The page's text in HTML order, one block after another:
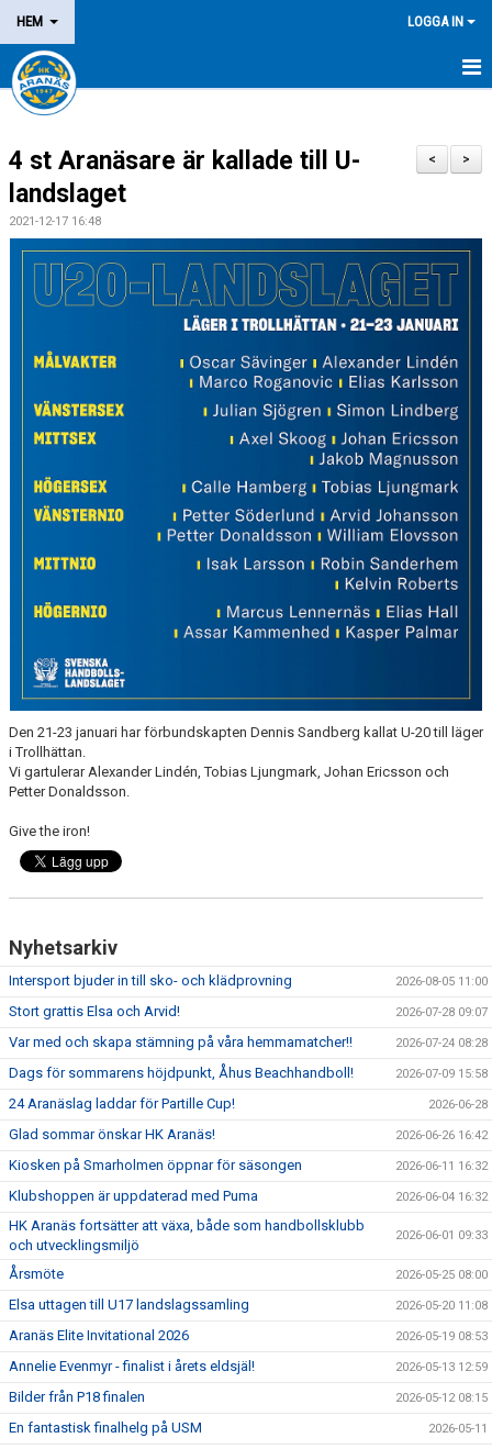
HEM LOGGA IN
NYHETER
OM KLUBBEN
MEDLEM
LEDARE
DOMARE/FUNKTIONÄR
KALENDER
MATCHER
LOTTERIER
>
<
4 st Aranäsare är kallade till U-
landslaget
2021-12-17 16:48
Den 21-23 januari har förbundskapten Dennis Sandberg kallat U-20 till läger
i Trollhättan.
Vi gartulerar Alexander Lindén, Tobias Ljungmark, Johan Ericsson och
Petter Donaldsson.
Give the iron!
Nyhetsarkiv
Intersport bjuder in till sko- och klädprovning 2026-08-05 11:00
Stort grattis Elsa och Arvid! 2026-07-28 09:07
Var med och skapa stämning på våra hemmamatcher!! 2026-07-24 08:28
Dags för sommarens höjdpunkt, Åhus Beachhandboll! 2026-07-09 15:58
24 Aranäslag laddar för Partille Cup! 2026-06-28
Glad sommar önskar HK Aranäs! 2026-06-26 16:42
Kiosken på Smarholmen öppnar för säsongen 2026-06-11 16:32
Klubshoppen är uppdaterad med Puma 2026-06-04 16:32
HK Aranäs fortsätter att växa, både som handbollsklubb
och utvecklingsmiljö
2026-06-01 09:33
Årsmöte 2026-05-25 08:00
Elsa uttagen till U17 landslagssamling 2026-05-20 11:08
Aranäs Elite Invitational 2026 2026-05-19 08:53
Annelie Evenmyr - finalist i årets eldsjäl! 2026-05-13 12:59
Bilder från P18 finalen 2026-05-12 08:15
En fantastisk finalhelg på USM 2026-05-11